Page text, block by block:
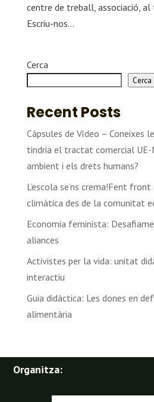
centre de treball, associació,
Escriu-nos...
Cerca
Cerca
Recent Posts
Càpsules de Vídeo – Coneixes
tindria el tractat comercial UE-
ambient i els drets humans?
L’escola se’ns crema!Fent front
climàtica des de la comunitat
Economia feminista:
aliances
Activistes per la vida: unitat
interactiu
Guia didàctica: Les dones en
alimentària
Organitza: